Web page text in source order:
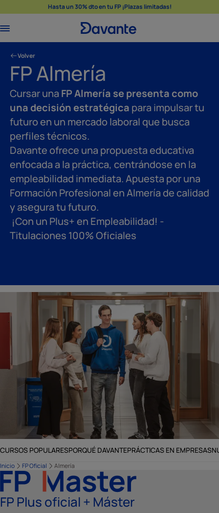
Hasta un 30% dto en tu FP ¡Plazas limitadas!
Volver
FP Almería
Cursar una FP Almería se presenta como
una decisión estratégica para impulsar tu
futuro en un mercado laboral que busca
perfiles técnicos.
Davante ofrece una propuesta educativa
enfocada a la práctica, centrándose en la
empleabilidad inmediata. Apuesta por una
Formación Profesional en Almería de calidad
y asegura tu futuro.
¡Con un Plus+ en Empleabilidad! -
Titulaciones 100% Oficiales
CURSOS POPULARESPORQUÉ DAVANTEPRÁCTICAS EN EMPRESAS
Inicio FP Oficial Almería
FP Plus oficial + Máster